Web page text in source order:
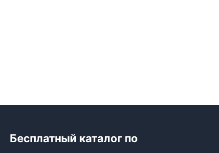
Бесплатный каталог по